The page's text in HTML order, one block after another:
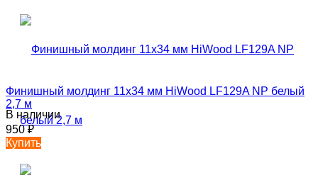
Финишный молдинг 11х34 мм HiWood LF129A NP белый
2,7 м
В наличии
950₽
Купить